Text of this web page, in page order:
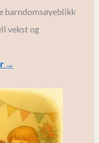
barndomsøyeblikk
vekst og
→